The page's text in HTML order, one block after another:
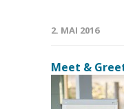
2. MAI 2016
Meet &